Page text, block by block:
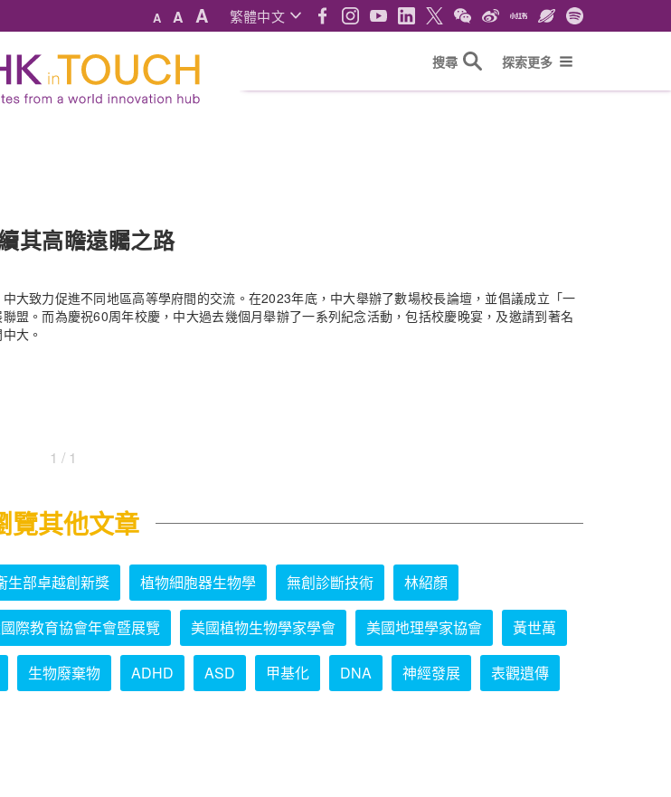
A A A 繁體中文
搜尋 探索更多
其高瞻遠矚之路
大致力促進不同地區高等學府間的交流。在2023年底，中大舉辦了數場校長論壇，並倡議成立「一
盟。而為慶祝60周年校慶，中大過去幾個月舉辦了一系列紀念活動，包括校慶晚宴，及邀請到著名
大。
1 / 1
覽其他文章
生部卓越創新獎 植物細胞器生物學 無創診斷技術 林紹顏
際教育協會年會暨展覽 美國植物生物學家學會 美國地理學家協會 黃世萬
生物廢棄物 ADHD ASD 甲基化 DNA 神經發展 表觀遺傳